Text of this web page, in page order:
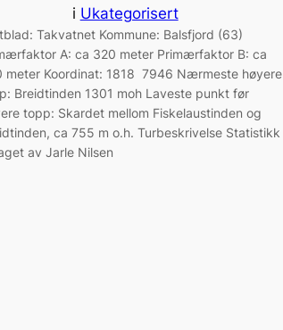
i Ukategorisert
Takvatnet Kommune: Balsfjord (63)
A: ca 320 meter Primærfaktor B: ca
meter Koordinat: 1818 7946 Nærmeste høyere
Breidtinden 1301 moh Laveste punkt før
topp: Skardet mellom Fiskelaustinden og
ca 755 m o.h. Turbeskrivelse Statistikk
av Jarle Nilsen